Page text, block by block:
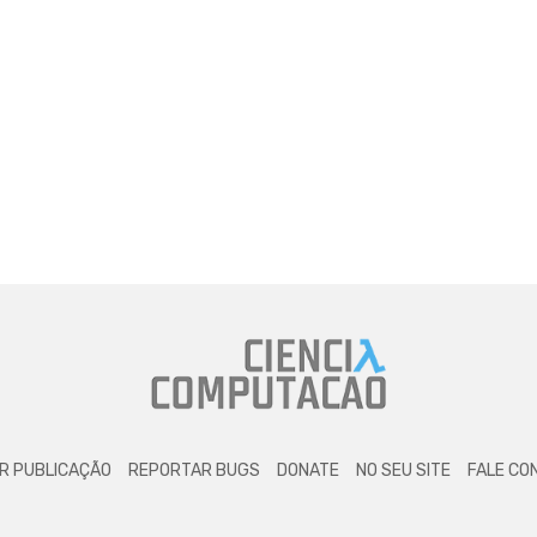
PUBLICAÇÃO REPORTAR BUGS DONATE NO SEU SITE FALE